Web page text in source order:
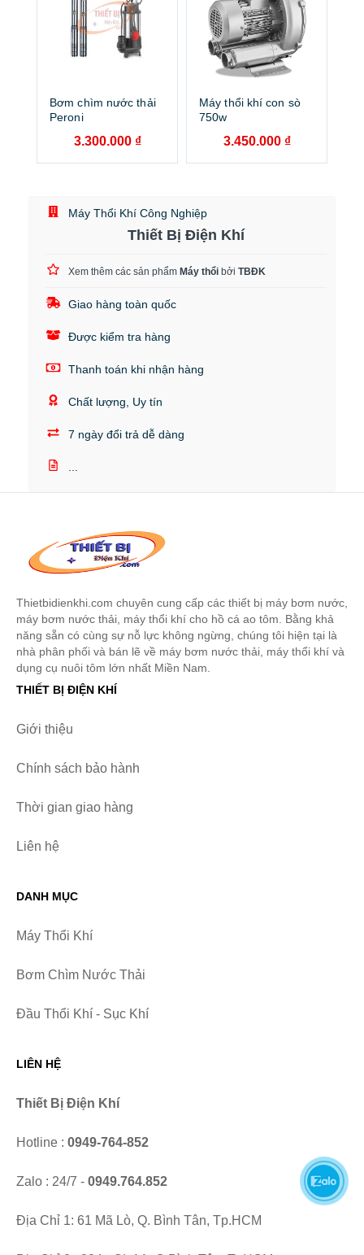
Bơm chìm nước thải
Peroni
3.300.000 ₫
Máy thổi khí con sò
750w
3.450.000 ₫
Máy Thổi Khí Công Nghiệp
Thiết Bị Điện Khí
Xem thêm các sản phẩm Máy thổi bởi TBĐK
Giao hàng toàn quốc
Được kiểm tra hàng
Thanh toán khi nhận hàng
Chất lượng, Uy tín
7 ngày đổi trả dễ dàng
...
Thietbidienkhi.com chuyên cung cấp các thiết bị máy bơm nước,
máy bơm nước thải, máy thổi khí cho hồ cá ao tôm. Bằng khả
năng sẵn có cùng sự nỗ lực không ngừng, chúng tôi hiện tại là
nhà phân phối và bán lẽ về máy bơm nước thải, máy thổi khí và
dụng cụ nuôi tôm lớn nhất Miền Nam.
THIẾT BỊ ĐIỆN KHÍ
Giới thiệu
Chính sách bảo hành
Thời gian giao hàng
Liên hệ
DANH MỤC
Máy Thổi Khí
Bơm Chìm Nước Thải
Đầu Thổi Khí - Sục Khí
LIÊN HỆ
Thiết Bị Điện Khí
Hotline : 0949-764-852
Zalo : 24/7 - 0949.764.852
Địa Chỉ 1: 61 Mã Lò, Q. Bình Tân, Tp.HCM